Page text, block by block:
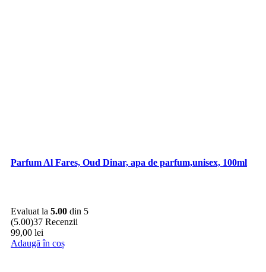
Parfum Al Fares, Oud Dinar, apa de parfum,unisex, 100ml
Evaluat la 5.00 din 5
(5.00)37 Recenzii
99,00 lei
Adaugă în coș